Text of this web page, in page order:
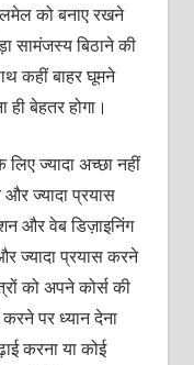
को बनाए रखने
सामंजस्‍य बिठाने की
कहीं बाहर घूमने
बेहतर होगा।
ज्‍यादा अच्‍छा नहीं
ज्‍यादा प्रयास
और वेब डिज़ाइनिंग
ज्‍यादा प्रयास करने
को अपने कोर्स की
पर ध्यान देना
करना या कोई